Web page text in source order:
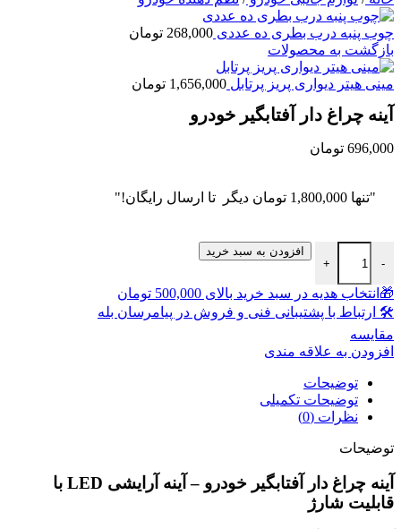
چوب پنبه درب بطری ده عددی 268,000 تومان
بازگشت به محصولات
مینی هیتر دیواری پریز پرتابل 1,656,000 تومان
آینه چراغ دار آفتابگیر خودرو
696,000 تومان
"تنها 1,800,000 تومان دیگر تا ارسال رایگان!"
-
آینه چراغ دار آفتابگیر خودرو عدد
+
افزودن به سبد خرید
🎁انتخاب هدیه در سبد خرید بالای 500,000 تومان
🛠 ارتباط با پشتیبانی فنی و فروش در پیامرسان بله
مقايسه
افزودن به علاقه مندی
توضیحات
توضیحات تکمیلی
نظرات (0)
توضیحات
آینه چراغ دار آفتابگیر خودرو – آینه آرایشی LED با
قابلیت شارژ